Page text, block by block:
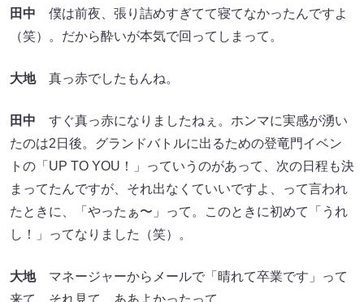
田中 僕は前夜、張り詰めすぎてて寝てなかったんですよ
（笑）。だから酔いが本気で回ってしまって。
大地真っ赤でしたもんね。
田中 すぐ真っ赤になりましたねぇ。ホンマに実感が湧い
たのは2日後。グランドバトルに出るための登竜門イベン
トの「UP TO YOU！」っていうのがあって、次の日程も決
まってたんですが、それ出なくていいですよ、って言われ
たときに、「やったぁ〜」って。このときに初めて「うれ
し！」ってなりました（笑）。
大地マネージャーからメールで「晴れて卒業です」って
来て、それ見て、ああよかったって。